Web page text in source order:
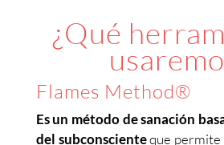
¿Qué
Flames Method®
Es un método de sanación
del subconscienteque permite